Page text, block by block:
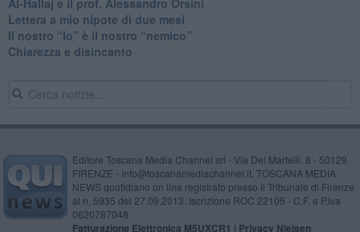
​Lettera a mio nipote di due mesi
​Il nostro “Io” è il nostro “nemico”
​Chiarezza e disincanto
Editore Toscana Media Channel srl - Via Dei Martelli, 8 - 50129
FIRENZE - info@toscanamediachannel.it. TOSCANA MEDIA
NEWS quotidiano on line registrato presso il Tribunale di Firenze
al n. 5935 del 27.09.2013. Iscrizione ROC 22105 - C.F. e P.Iva
0620787048
Fatturazione Elettronica M5UXCR1 | Privacy Nielsen